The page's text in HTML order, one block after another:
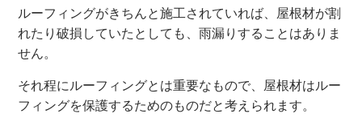
ルーフィングがきちんと施工されていれば、屋根材が割
れたり破損していたとしても、雨漏りすることはありま
せん。
それ程にルーフィングとは重要なもので、屋根材はルー
フィングを保護するためのものだと考えられます。